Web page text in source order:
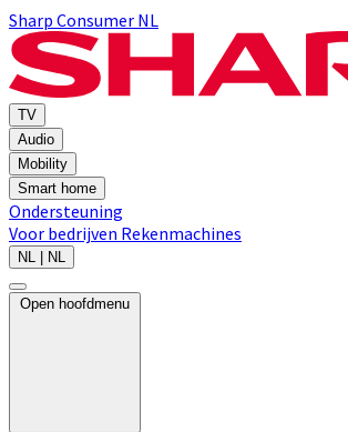
Sharp Consumer NL
TV
Audio
Mobility
Smart home
Ondersteuning
Voor bedrijven Rekenmachines
NL | NL
Open hoofdmenu